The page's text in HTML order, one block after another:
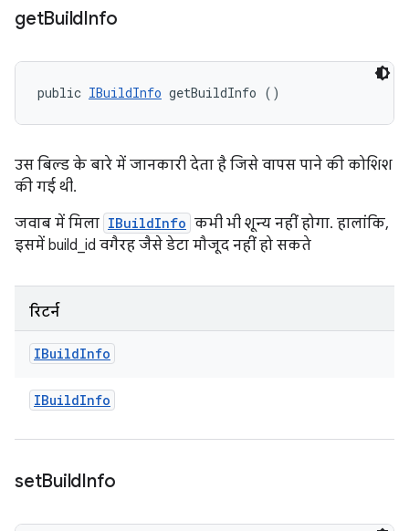
getBuildInfo
public IBuildInfo getBuildInfo ()
उस बिल्ड के बारे में जानकारी देता है जिसे वापस पाने की कोशिश
की गई थी.
जवाब में मिला IBuildInfo कभी भी शून्य नहीं होगा. हालांकि,
इसमें build_id वगैरह जैसे डेटा मौजूद नहीं हो सकते
रिटर्न
IBuildInfo
IBuildInfo
setBuildInfo